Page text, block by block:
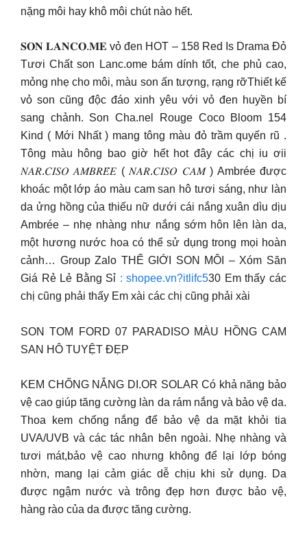
nặng môi hay khô môi chút nào hết.
𝐒𝐎𝐍 𝐋𝐀𝐍𝐂𝐎.𝐌𝐄 vỏ đen HOT – 158 Red Is Drama Đỏ
Tươi Chất son Lanc.ome bám dính tốt, che phủ cao,
mỏng nhẹ cho môi, màu son ấn tượng, rạng rỡThiết kế
vỏ son cũng độc đáo xinh yêu với vỏ đen huyền bí
sang chảnh. Son Cha.nel Rouge Coco Bloom 154
Kind ( Mới Nhất ) mang tông màu đỏ trầm quyến rũ .
Tông màu hông bao giờ hết hot đây các chị iu ơii
𝑁𝐴𝑅.𝐶𝐼𝑆𝑂 𝐴𝑀𝐵𝑅𝐸́𝐸 ( 𝑁𝐴𝑅.𝐶𝐼𝑆𝑂 𝐶𝐴𝑀 ) Ambrée được
khoác một lớp áo màu cam san hô tươi sáng, như làn
da ửng hồng của thiếu nữ dưới cái nắng xuân dìu dịu
Ambrée – nhẹ nhàng như nắng sớm hôn lên làn da,
một hương nước hoa có thể sử dụng trong mọi hoàn
cảnh… Group Zalo THẾ GIỚI SON MÔI – Xóm Săn
Giá Rẻ Lẻ Bằng Sỉ : shopee.vn?itlifc530 Em thấy các
chị cũng phải thấy Em xài các chị cũng phải xài
SON TOM FORD 07 PARADISO MÀU HỒNG CAM
SAN HÔ TUYỆT ĐẸP
KEM CHỐNG NẮNG DI.OR SOLAR Có khả năng bảo
vệ cao giúp tăng cường làn da rám nắng và bảo vệ da.
Thoa kem chống nắng để bảo vệ da mặt khỏi tia
UVA/UVB và các tác nhân bên ngoài. Nhẹ nhàng và
tươi mát,bảo vệ cao nhưng không để lại lớp bóng
nhờn, mang lại cảm giác dễ chịu khi sử dụng. Da
được ngậm nước và trông đẹp hơn được bảo vệ,
hàng rào của da được tăng cường.